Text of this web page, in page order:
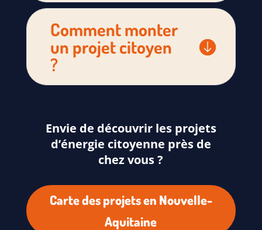
Comment monter
un projet citoyen
?
Envie de découvrir les projets
d’énergie citoyenne près de
chez vous ?
Carte des projets en Nouvelle-
Aquitaine